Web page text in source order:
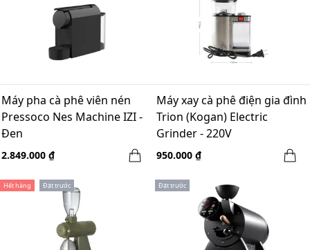
Máy pha cà phê viên nén
Pressoco Nes Machine IZI -
Đen
2.849.000 ₫
Máy xay cà phê điện gia đình
Trion (Kogan) Electric
Grinder - 220V
950.000 ₫
Hết hàng Đặt trước Đặt trước